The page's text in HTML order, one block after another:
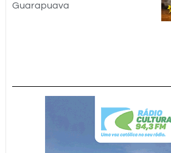
Guarapuava